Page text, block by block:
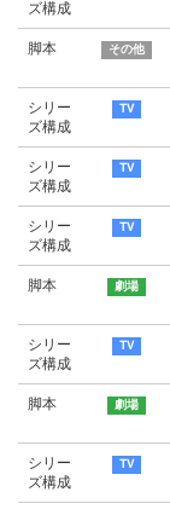
ズ構成
脚本
シリー
ズ構成
シリー
ズ構成
シリー
ズ構成
脚本
シリー
ズ構成
脚本
シリー
ズ構成